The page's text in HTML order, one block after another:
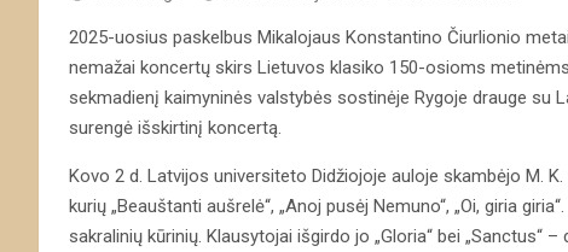
2025-uosius paskelbus Mikalojaus Konstantino Čiurlionio
nemažai koncertų skirs Lietuvos klasiko 150-osioms
sekmadienį kaimyninės valstybės sostinėje Rygoje drauge su
surengė išskirtinį koncertą.
Kovo 2 d. Latvijos universiteto Didžiojoje auloje skambėjo M.
kurių „Beauštanti aušrelė“, „Anoj pusėj Nemuno“, „Oi, giria
sakralinių kūrinių. Klausytojai išgirdo jo „Gloria“ bei